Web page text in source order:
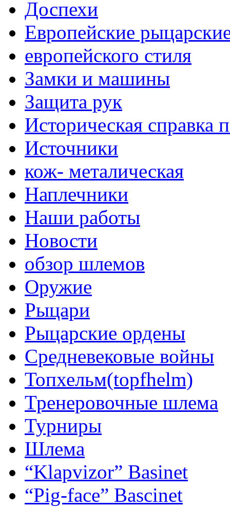
Доспехи
Европейские
европейского стиля
Замки и машины
Защита рук
Историческая справка
Источники
кож- металическая
Наплечники
Наши работы
Новости
обзор шлемов
Оружие
Рыцари
Рыцарские ордены
Средневековые войны
Топхельм(topfhelm)
Тренеровочные шлема
Турниры
Шлема
“Klapvizor” Basinet
“Pig-face” Bascinet